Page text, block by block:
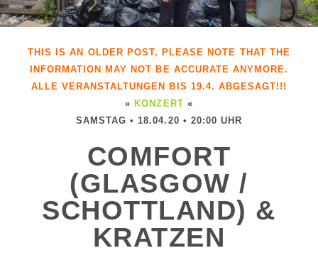
THIS IS AN OLDER POST. PLEASE NOTE THAT THE
INFORMATION MAY NOT BE ACCURATE ANYMORE.
ALLE VERANSTALTUNGEN BIS 19.4. ABGESAGT!!!
» KONZERT «
SAMSTAG • 18.04.20 • 20:00 UHR
COMFORT
(GLASGOW /
SCHOTTLAND) &
KRATZEN